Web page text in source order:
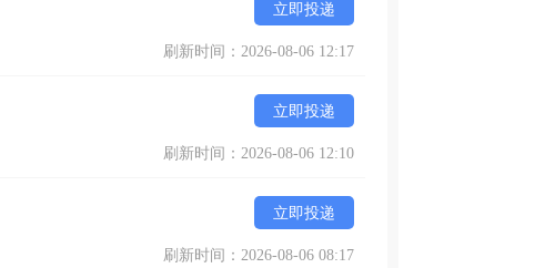
立即投递
刷新时间：2026-08-06 12:17
立即投递
刷新时间：2026-08-06 12:10
立即投递
刷新时间：2026-08-06 08:17